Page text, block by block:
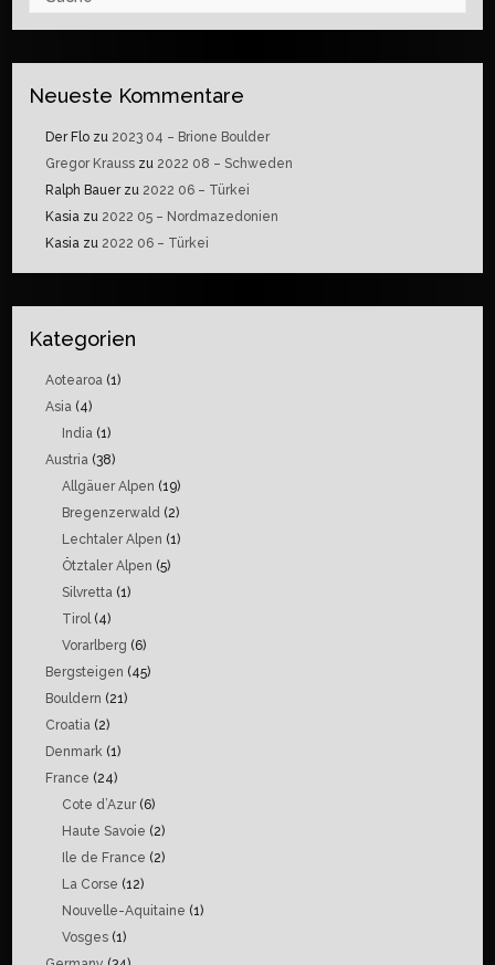
Neueste Kommentare
Der Flo zu 2023 04 – Brione Boulder
Gregor Krauss zu 2022 08 – Schweden
Ralph Bauerzu 2022 06 – Türkei
Kasia zu 2022 05 – Nordmazedonien
Kasia zu 2022 06 – Türkei
Kategorien
Aotearoa (1)
Asia (4)
India (1)
Austria (38)
Allgäuer Alpen (19)
Bregenzerwald (2)
Lechtaler Alpen (1)
Ötztaler Alpen (5)
Silvretta (1)
Tirol(4)
Vorarlberg (6)
Bergsteigen (45)
Bouldern (21)
Croatia (2)
Denmark (1)
France (24)
Cote d’Azur(6)
Haute Savoie (2)
Ile de France (2)
La Corse (12)
Nouvelle-Aquitaine (1)
Vosges (1)